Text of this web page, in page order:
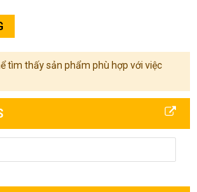
tìm thấy sản phẩm phù hợp với việc